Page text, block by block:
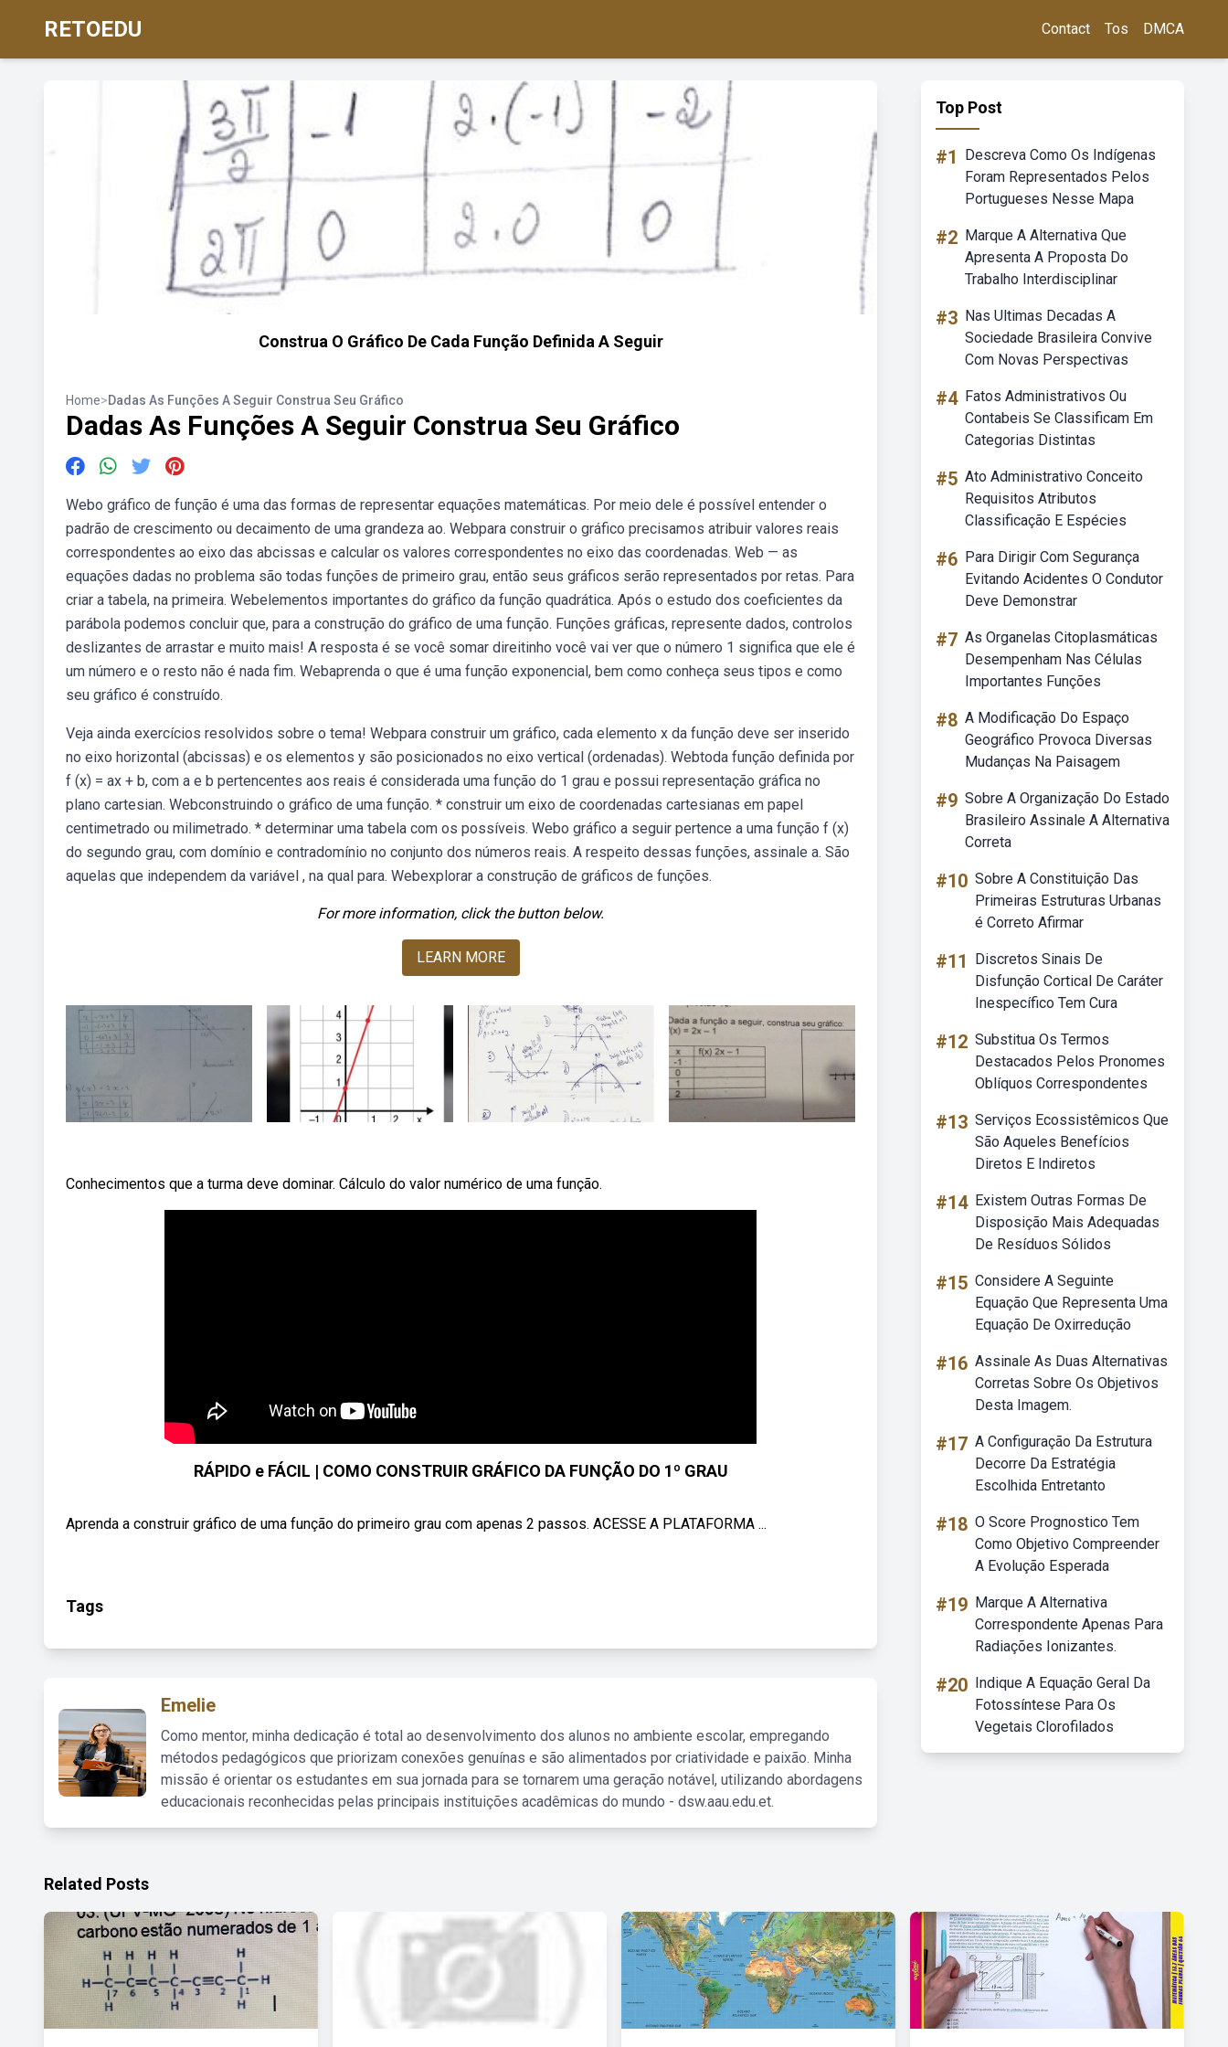
RETOEDU Contact Tos DMCA
Construa O Gráfico De Cada Função Definida A Seguir
Home>Dadas As Funções A Seguir Construa Seu Gráfico
Dadas As Funções A Seguir Construa Seu Gráfico
Webo gráfico de função é uma das formas de representar equações matemáticas. Por meio dele é possível entender o
padrão de crescimento ou decaimento de uma grandeza ao. Webpara construir o gráfico precisamos atribuir valores reais
correspondentes ao eixo das abcissas e calcular os valores correspondentes no eixo das coordenadas. Web — as
equações dadas no problema são todas funções de primeiro grau, então seus gráficos serão representados por retas. Para
criar a tabela, na primeira. Webelementos importantes do gráfico da função quadrática. Após o estudo dos coeficientes da
parábola podemos concluir que, para a construção do gráfico de uma função. Funções gráficas, represente dados, controlos
deslizantes de arrastar e muito mais! A resposta é se você somar direitinho você vai ver que o número 1 significa que ele é
um número e o resto não é nada fim. Webaprenda o que é uma função exponencial, bem como conheça seus tipos e como
seu gráfico é construído.
Veja ainda exercícios resolvidos sobre o tema! Webpara construir um gráfico, cada elemento x da função deve ser inserido
no eixo horizontal (abcissas) e os elementos y são posicionados no eixo vertical (ordenadas). Webtoda função definida por
f (x) = ax + b, com a e b pertencentes aos reais é considerada uma função do 1 grau e possui representação gráfica no
plano cartesian. Webconstruindo o gráfico de uma função. * construir um eixo de coordenadas cartesianas em papel
centimetrado ou milimetrado. * determinar uma tabela com os possíveis. Webo gráfico a seguir pertence a uma função f (x)
do segundo grau, com domínio e contradomínio no conjunto dos números reais. A respeito dessas funções, assinale a. São
aquelas que independem da variável , na qual para. Webexplorar a construção de gráficos de funções.
For more information, click the button below.
LEARN MORE
Conhecimentos que a turma deve dominar. Cálculo do valor numérico de uma função.
RÁPIDO e FÁCIL | COMO CONSTRUIR GRÁFICO DA FUNÇÃO DO 1º GRAU
Aprenda a construir gráfico de uma função do primeiro grau com apenas 2 passos. ACESSE A PLATAFORMA ...
Tags
Emelie
Como mentor, minha dedicação é total ao desenvolvimento dos alunos no ambiente escolar, empregando
métodos pedagógicos que priorizam conexões genuínas e são alimentados por criatividade e paixão. Minha
missão é orientar os estudantes em sua jornada para se tornarem uma geração notável, utilizando abordagens
educacionais reconhecidas pelas principais instituições acadêmicas do mundo - dsw.aau.edu.et.
Top Post
#1
Descreva Como Os Indígenas
Foram Representados Pelos
Portugueses Nesse Mapa
#2 Marque A Alternativa Que
Apresenta A Proposta Do
Trabalho Interdisciplinar
#3 Nas Ultimas Decadas A
Sociedade Brasileira Convive
Com Novas Perspectivas
#4 Fatos Administrativos Ou
Contabeis Se Classificam Em
Categorias Distintas
#5 Ato Administrativo Conceito
Requisitos Atributos
Classificação E Espécies
#6 Para Dirigir Com Segurança
Evitando Acidentes O Condutor
Deve Demonstrar
#7 As Organelas Citoplasmáticas
Desempenham Nas Células
Importantes Funções
#8 A Modificação Do Espaço
Geográfico Provoca Diversas
Mudanças Na Paisagem
#9 Sobre A Organização Do Estado
Brasileiro Assinale A Alternativa
Correta
#10 Sobre A Constituição Das
Primeiras Estruturas Urbanas
é Correto Afirmar
#11
Discretos Sinais De
Disfunção Cortical De Caráter
Inespecífico Tem Cura
#12 Substitua Os Termos
Destacados Pelos Pronomes
Oblíquos Correspondentes
#13 Serviços Ecossistêmicos Que
São Aqueles Benefícios
Diretos E Indiretos
#14 Existem Outras Formas De
Disposição Mais Adequadas
De Resíduos Sólidos
#15 Considere A Seguinte
Equação Que Representa Uma
Equação De Oxirredução
#16 Assinale As Duas Alternativas
Corretas Sobre Os Objetivos
Desta Imagem.
#17 A Configuração Da Estrutura
Decorre Da Estratégia
Escolhida Entretanto
#18 O Score Prognostico Tem
Como Objetivo Compreender
A Evolução Esperada
#19 Marque A Alternativa
Correspondente Apenas Para
Radiações Ionizantes.
#20 Indique A Equação Geral Da
Fotossíntese Para Os
Vegetais Clorofilados
Related Posts